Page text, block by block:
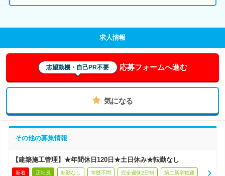
求人情報
志望動機・自己PR不要 応募フォームへ進む
気になる
その他の募集情報
【建築施工管理】★年間休日120日★土日休み★転勤なし
新着 正社員 転勤なし 学歴不問 完全週休2日制 第二新卒歓迎